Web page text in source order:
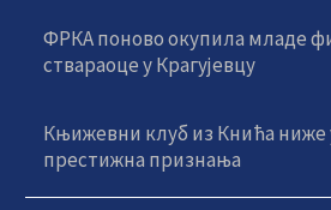
ФРКА поново окупила младе
ствараоце у Крагујевцу
Књижевни клуб из Кнића ниже
престижна признања